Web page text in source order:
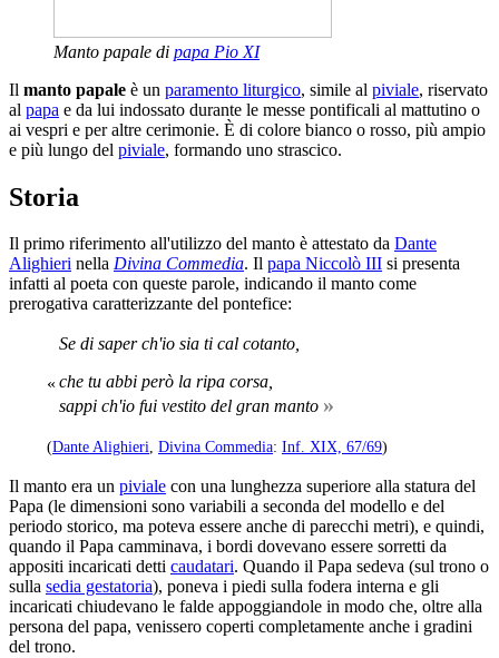
Manto papale di papa Pio XI
Il manto papale è un paramento liturgico, simile al piviale, riservato
al papa e da lui indossato durante le messe pontificali al mattutino o
ai vespri e per altre cerimonie. È di colore bianco o rosso, più ampio
e più lungo del piviale, formando uno strascico.
Storia
Il primo riferimento all'utilizzo del manto è attestato da Dante
Alighieri nella Divina Commedia. Il papa Niccolò III si presenta
infatti al poeta con queste parole, indicando il manto come
prerogativa caratterizzante del pontefice:
«
Se di saper ch'io sia ti cal cotanto,
che tu abbi però la ripa corsa,
sappi ch'io fui vestito del gran manto »
(Dante Alighieri, Divina Commedia: Inf. XIX, 67/69)
Il manto era un piviale con una lunghezza superiore alla statura del
Papa (le dimensioni sono variabili a seconda del modello e del
periodo storico, ma poteva essere anche di parecchi metri), e quindi,
quando il Papa camminava, i bordi dovevano essere sorretti da
appositi incaricati detti caudatari. Quando il Papa sedeva (sul trono o
sulla sedia gestatoria), poneva i piedi sulla fodera interna e gli
incaricati chiudevano le falde appoggiandole in modo che, oltre alla
persona del papa, venissero coperti completamente anche i gradini
del trono.